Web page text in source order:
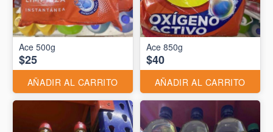
Ace 500g
$25
AÑADIR AL CARRITO
Ace 850g
$40
AÑADIR AL CARRITO